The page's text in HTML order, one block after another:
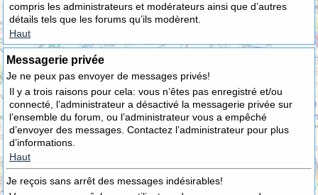
compris les administrateurs et modérateurs ainsi que d’autres
détails tels que les forums qu’ils modèrent.
Haut
Messagerie privée
Je ne peux pas envoyer de messages privés!
Il y a trois raisons pour cela: vous n’êtes pas enregistré et/ou
connecté, l’administrateur a désactivé la messagerie privée sur
l’ensemble du forum, ou l’administrateur vous a empêché
d’envoyer des messages. Contactez l’administrateur pour plus
d’informations.
Haut
Je reçois sans arrêt des messages indésirables!